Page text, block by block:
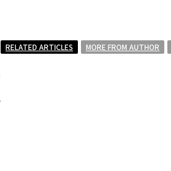
RELATED ARTICLES MORE FROM AUTHOR